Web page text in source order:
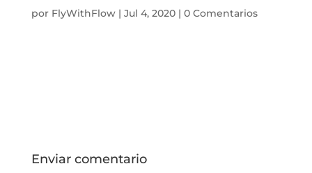
por FlyWithFlow| Jul 4, 2020| 0 Comentarios
Enviar comentario